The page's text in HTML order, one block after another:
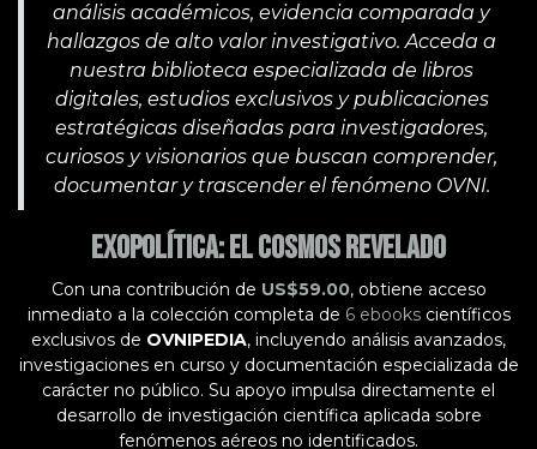
análisis académicos, evidencia comparada y
hallazgos de alto valor investigativo. Acceda a
nuestra biblioteca especializada de libros
digitales, estudios exclusivos y publicaciones
estratégicas diseñadas para investigadores,
curiosos y visionarios que buscan comprender,
documentar y trascender el fenómeno OVNI.
Exopolítica: El Cosmos Revelado
Con una contribución de US$59.00, obtiene acceso
inmediato a la colección completa de 6 ebookscientíficos
exclusivos de OVNIPEDIA, incluyendo análisis avanzados,
investigaciones en curso y documentación especializada de
carácter no público. Su apoyo impulsa directamente el
desarrollo de investigación científica aplicada sobre
fenómenos aéreos no identificados.